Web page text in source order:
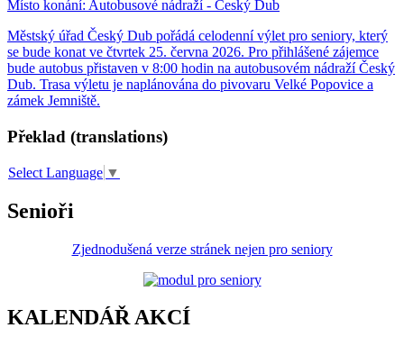
Místo konání: Autobusové nádraží - Český Dub
Městský úřad Český Dub pořádá celodenní výlet pro seniory, který
se bude konat ve čtvrtek 25. června 2026. Pro přihlášené zájemce
bude autobus přistaven v 8:00 hodin na autobusovém nádraží Český
Dub. Trasa výletu je naplánována do pivovaru Velké Popovice a
zámek Jemniště.
Překlad (translations)
Select Language ▼
Senioři
Zjednodušená verze stránek nejen pro seniory
KALENDÁŘ AKCÍ